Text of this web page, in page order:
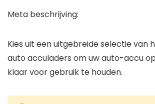
Meta beschrijving:
Kies uit een uitgebreide selectie van
auto acculaders om uw auto-accu
klaar voor gebruik te houden.